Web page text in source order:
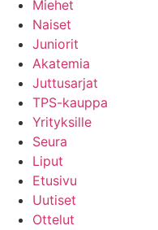
Miehet
Naiset
Juniorit
Akatemia
Juttusarjat
TPS-kauppa
Yrityksille
Seura
Liput
Etusivu
Uutiset
Ottelut